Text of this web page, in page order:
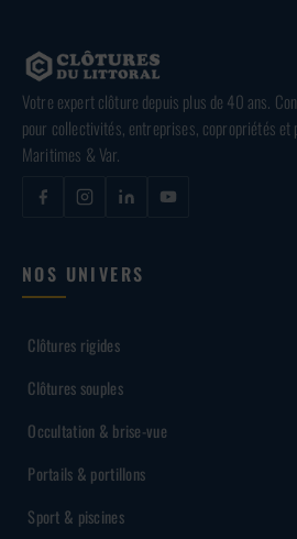
Votre expert clôture depuis plus de 40 ans.
pour collectivités, entreprises, copropriétés
Maritimes & Var.
NOS UNIVERS
Clôtures rigides
Clôtures souples
Occultation & brise-vue
Portails & portillons
Sport & piscines